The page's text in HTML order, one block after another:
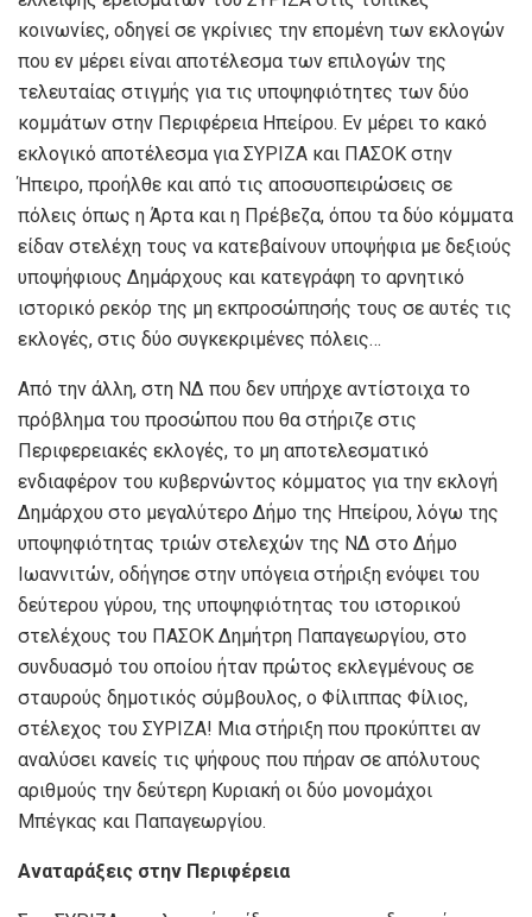
κοινωνίες, οδηγεί σε γκρίνιες την επομένη των εκλογών
που εν μέρει είναι αποτέλεσμα των επιλογών της
τελευταίας στιγμής για τις υποψηφιότητες των δύο
κομμάτων στην Περιφέρεια Ηπείρου. Εν μέρει το κακό
εκλογικό αποτέλεσμα για ΣΥΡΙΖΑ και ΠΑΣΟΚ στην
Ήπειρο, προήλθε και από τις αποσυσπειρώσεις σε
πόλεις όπως η Άρτα και η Πρέβεζα, όπου τα δύο κόμματα
είδαν στελέχη τους να κατεβαίνουν υποψήφια με δεξιούς
υποψήφιους Δημάρχους και κατεγράφη το αρνητικό
ιστορικό ρεκόρ της μη εκπροσώπησής τους σε αυτές τις
εκλογές, στις δύο συγκεκριμένες πόλεις…
Από την άλλη, στη ΝΔ που δεν υπήρχε αντίστοιχα το
πρόβλημα του προσώπου που θα στήριζε στις
Περιφερειακές εκλογές, το μη αποτελεσματικό
ενδιαφέρον του κυβερνώντος κόμματος για την εκλογή
Δημάρχου στο μεγαλύτερο Δήμο της Ηπείρου, λόγω της
υποψηφιότητας τριών στελεχών της ΝΔ στο Δήμο
Ιωαννιτών, οδήγησε στην υπόγεια στήριξη ενόψει του
δεύτερου γύρου, της υποψηφιότητας του ιστορικού
στελέχους του ΠΑΣΟΚ Δημήτρη Παπαγεωργίου, στο
συνδυασμό του οποίου ήταν πρώτος εκλεγμένους σε
σταυρούς δημοτικός σύμβουλος, ο Φίλιππας Φίλιος,
στέλεχος του ΣΥΡΙΖΑ! Μια στήριξη που προκύπτει αν
αναλύσει κανείς τις ψήφους που πήραν σε απόλυτους
αριθμούς την δεύτερη Κυριακή οι δύο μονομάχοι
Μπέγκας και Παπαγεωργίου.
Αναταράξεις στην Περιφέρεια